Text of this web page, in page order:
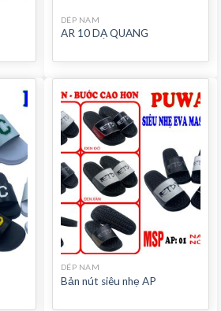
DÉP NAM
AR 10 DẠ QUANG
DÉP NAM
Bản nút siêu nhẹ AP